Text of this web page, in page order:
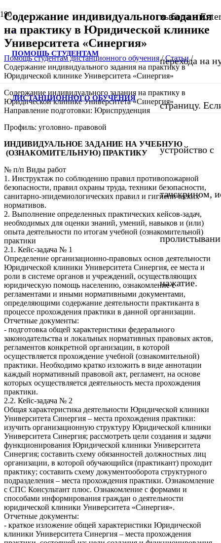
ПОМОЩЬ СТУДЕНТАМ
ДИСТАНЦИОННОГО ОБУЧЕНИЯ
выбора и
перехода на
страницу.
устройство с
тачскрином,
нажатие.
Содержание индивидуального задания
на практику в Юридической клинике
Университета «Синергия»
Помощь студентам дистанционного обучения/Статьи/
Содержание индивидуального задания на практику в
Юридической клинике Университета «Синергия»
Содержание индивидуального задания на практику в
Юридической клинике Университета «Синергия»
Направление подготовки: Юриспруденция
Профиль: уголовно- правовой
ИНДИВИДУАЛЬНОЕ ЗАДАНИЕ НА УЧЕБНУЮ
(ОЗНАКОМИТЕЛЬНУЮ) ПРАКТИКУ
№ п/п Виды работ
1. Инструктаж по соблюдению правил противопожарной
безопасности, правил охраны труда, техники безопасности,
санитарно-эпидемиологических правил и гигиенических
нормативов.
2. Выполнение определенных практических кейсов-задач,
необходимых для оценки знаний, умений, навыков и (или)
опыта деятельности по итогам учебной (ознакомительной)
практики
2.1. Кейс-задача № 1
Определение организационно-правовых основ деятельности
Юридической клиники Университета Синергия, ее места и
роли в системе органов и учреждений, осуществляющих
юридическую помощь населению, ознакомление с
регламентами и иными нормативными документами,
определяющими содержание деятельности практиканта в
процессе прохождения практики в данной организации.
Отчетные документы:
- подготовка общей характеристики федерального
законодательства и локальных нормативных правовых актов,
регламентов конкретной организации, в которой
осуществляется прохождение учебной (ознакомительной)
практики. Необходимо кратко изложить в виде аннотации
каждый нормативный правовой акт, регламент, на основе
которых осуществляется деятельность места прохождения
практики.
2.2. Кейс-задача № 2
Общая характеристика деятельности Юридической клиники
Университета Синергия – места прохождения практики:
изучить организационную структуру Юридической клиники
Университета Синергия; рассмотреть цели создания и задачи
функционирования Юридической клиники Университета
Синергия; составить схему обязанностей должностных лиц
организации, в которой обучающийся (практикант) проходит
практику; составить схему документооборота структурного
подразделения – места прохождения практики. Ознакомление
с СПС Консультант плюс. Ознакомление с формами и
способами информирования граждан о деятельности
юридической клиники Университета «Синергия».
Отчетные документы:
- краткое изложение общей характеристики Юридической
клиники Университета Синергия – места прохождения